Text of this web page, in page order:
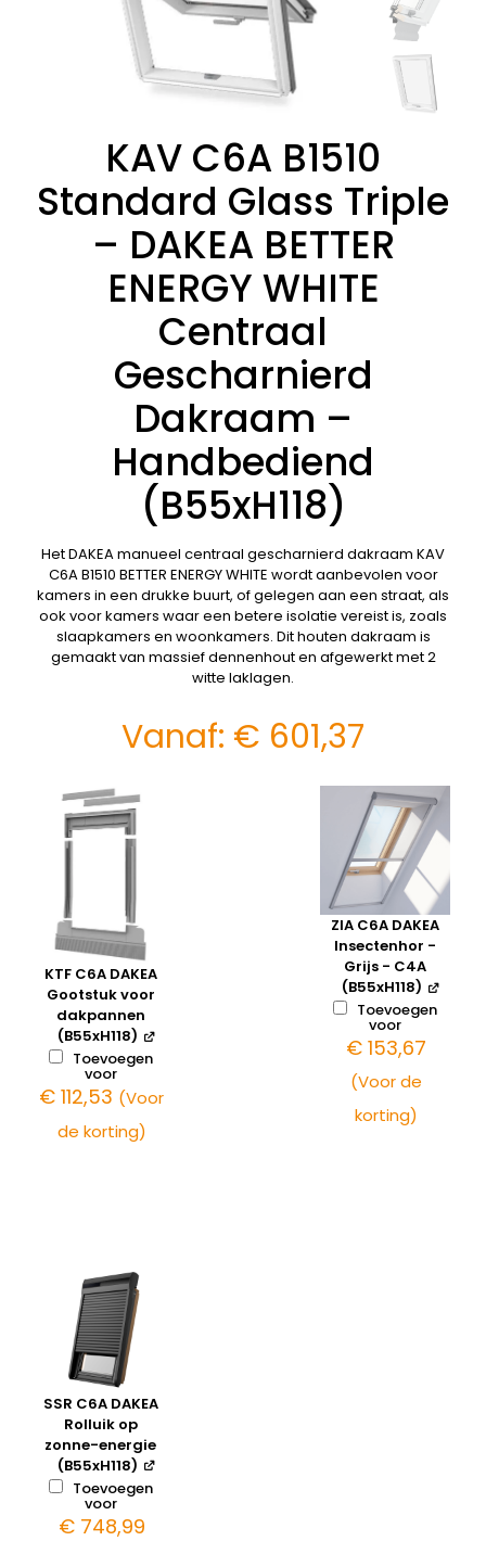
KAV C6A B1510
Standard Glass Triple
– DAKEA BETTER
ENERGY WHITE
Centraal
Gescharnierd
Dakraam –
Handbediend
(B55xH118)
Het DAKEA manueel centraal gescharnierd dakraam KAV
C6A B1510 BETTER ENERGY WHITE wordt aanbevolen voor
kamers in een drukke buurt, of gelegen aan een straat, als
ook voor kamers waar een betere isolatie vereist is, zoals
slaapkamers en woonkamers. Dit houten dakraam is
gemaakt van massief dennenhout en afgewerkt met 2
witte laklagen.
Vanaf: € 601,37
KTF C6A DAKEA
Gootstuk voor
dakpannen
(B55xH118)
Toevoegen
voor
€ 112,53 (Voor
de korting)
ZIA C6A DAKEA
Insectenhor -
Grijs - C4A
(B55xH118)
Toevoegen
voor
€ 153,67
(Voor de
korting)
SSR C6A DAKEA
Rolluik op
zonne-energie
(B55xH118)
Toevoegen
voor
€748,99